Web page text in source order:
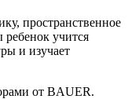
пространственное
учится
и изучает
от BAUER.